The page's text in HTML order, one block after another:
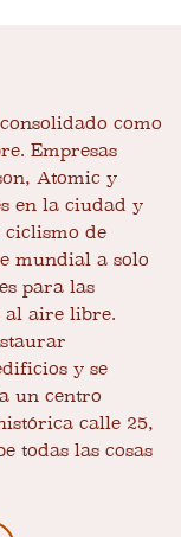
como
Empresas
Atomic y
en la ciudad y
ciclismo de
mundial a solo
para las
al aire libre.
y se
un centro
calle 25,
todas las cosas